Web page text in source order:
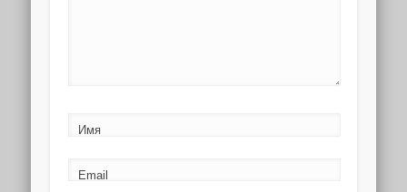
Имя
Email